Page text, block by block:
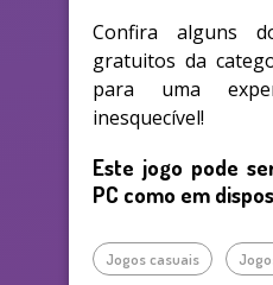
Confira alguns
gratuitos da
para uma
inesquecível!
Este jogo pode
PC como em
Jogos casuais